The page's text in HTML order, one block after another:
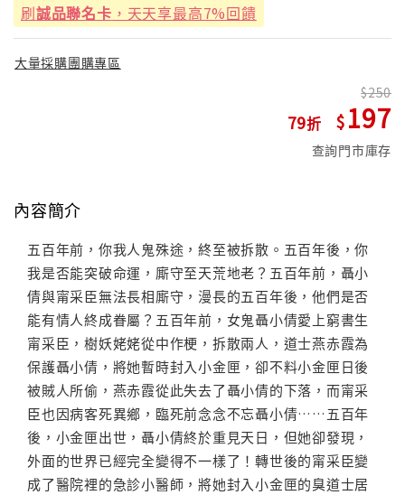
刷誠品聯名卡 ，天天享最高7%回饋
大量採購團購專區
79
250
197
查詢門市庫存
內容簡介
五百年前，你我人鬼殊途，終至被拆散。五百年後，你
我是否能突破命運，廝守至天荒地老？五百年前，聶小
倩與甯采臣無法長相廝守，漫長的五百年後，他們是否
能有情人終成眷屬？五百年前，女鬼聶小倩愛上窮書生
甯采臣，樹妖姥姥從中作梗，拆散兩人，道士燕赤霞為
保護聶小倩，將她暫時封入小金匣，卻不料小金匣日後
被賊人所偷，燕赤霞從此失去了聶小倩的下落，而甯采
臣也因病客死異鄉，臨死前念念不忘聶小倩……五百年
後，小金匣出世，聶小倩終於重見天日，但她卻發現，
外面的世界已經完全變得不一樣了！轉世後的甯采臣變
成了醫院裡的急診小醫師，將她封入小金匣的臭道士居